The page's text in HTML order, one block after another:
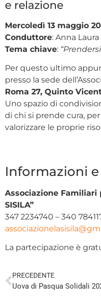
e relazione
Mercoledì 13 maggio
Conduttore: Anna
Tema chiave:
Per questo ultimo
presso la sede
Roma 27, Quinto
Uno spazio di
di chi si prende cura,
valorizzare le proprie
Informazioni
Associazione Familiari
SISILA”
347 2234740 – 340
La partecipazione è
PRECEDENTE